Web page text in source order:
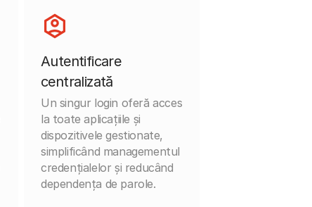
Autentificare
centralizată
Un singur login oferă acces
la toate aplicațiile și
dispozitivele gestionate,
simplificând managementul
credențialelor și reducând
dependența de parole.